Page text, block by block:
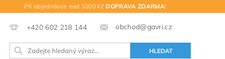
Při objednávce nad 1000 Kč DOPRAVA ZDARMA!
+420 602 218 144 obchod@gavri.cz